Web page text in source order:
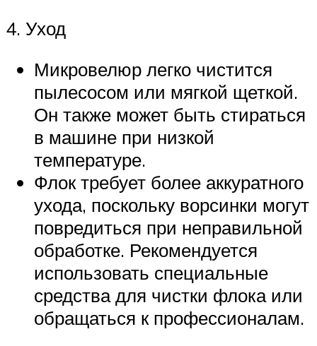
4. Уход
Микровелюр легко чистится
пылесосом или мягкой щеткой.
Он также может быть стираться
в машине при низкой
температуре.
Флок требует более аккуратного
ухода, поскольку ворсинки могут
повредиться при неправильной
обработке. Рекомендуется
использовать специальные
средства для чистки флока или
обращаться к профессионалам.